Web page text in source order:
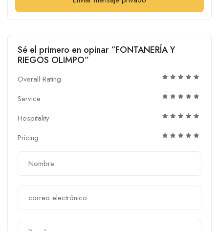
Sé el primero en opinar “FONTANERÍA Y
RIEGOS OLIMPO”
Overall Rating
Service
Hospitality
Pricing